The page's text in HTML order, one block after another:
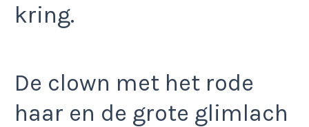
kring.
De clown met het rode
haar en de grote glimlach